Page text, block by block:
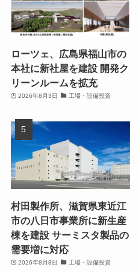
ローツェ、広島県福山市の
本社に新社屋を建設 開発ク
リーンルームを拡充
2026年8月3日 工場・設備投資
村田製作所、滋賀県東近江
市の八日市事業所に新生産
棟を建設 サーミスタ製品の
需要増に対応
2026年8月8日 工場・設備投資